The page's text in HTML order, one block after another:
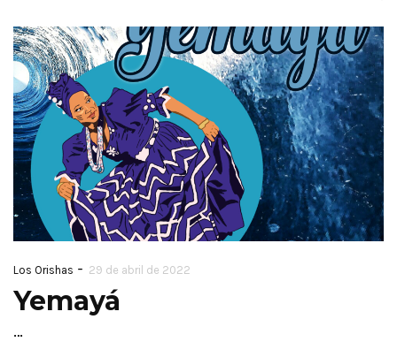
Los Orishas - 29 de abril de 2022
Yemayá
…